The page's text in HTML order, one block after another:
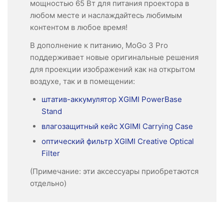
мощностью 65 Вт для питания проектора в
любом месте и наслаждайтесь любимым
контентом в любое время!
В дополнение к питанию, MoGo 3 Pro
поддерживает новые оригинальные решения
для проекции изображений как на открытом
воздухе, так и в помещении:
штатив-аккумулятор XGIMI PowerBase
Stand
влагозащитный кейс XGIMI Carrying Case
оптический фильтр XGIMI Creative Optical
Filter
(Примечание: эти аксессуары приобретаются
отдельно)